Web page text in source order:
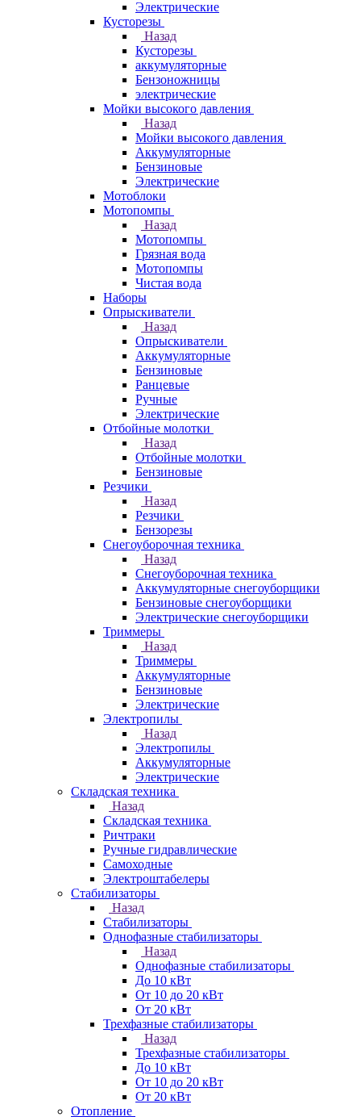
Электрические
Кусторезы
Назад
Кусторезы
аккумуляторные
Бензоножницы
электрические
Мойки высокого давления
Назад
Мойки высокого давления
Аккумуляторные
Бензиновые
Электрические
Мотоблоки
Мотопомпы
Назад
Мотопомпы
Грязная вода
Мотопомпы
Чистая вода
Наборы
Опрыскиватели
Назад
Опрыскиватели
Аккумуляторные
Бензиновые
Ранцевые
Ручные
Электрические
Отбойные молотки
Назад
Отбойные молотки
Бензиновые
Резчики
Назад
Резчики
Бензорезы
Снегоуборочная техника
Назад
Снегоуборочная техника
Аккумуляторные снегоуборщики
Бензиновые снегоуборщики
Электрические снегоуборщики
Триммеры
Назад
Триммеры
Аккумуляторные
Бензиновые
Электрические
Электропилы
Назад
Электропилы
Аккумуляторные
Электрические
Складская техника
Назад
Складская техника
Ричтраки
Ручные гидравлические
Самоходные
Электроштабелеры
Стабилизаторы
Назад
Стабилизаторы
Однофазные стабилизаторы
Назад
Однофазные стабилизаторы
До 10 кВт
От 10 до 20 кВт
От 20 кВт
Трехфазные стабилизаторы
Назад
Трехфазные стабилизаторы
До 10 кВт
От 10 до 20 кВт
От 20 кВт
Отопление